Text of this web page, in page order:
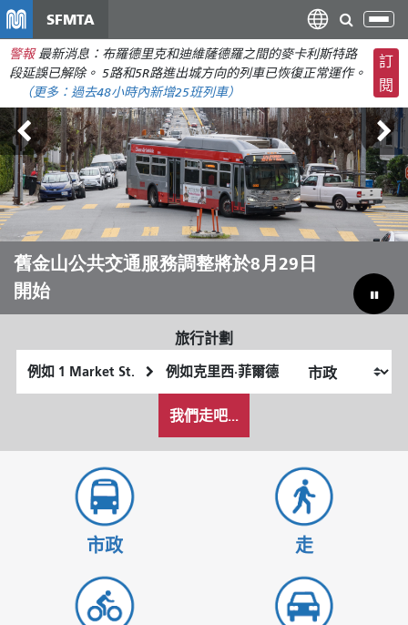
主
要
內
容
SFMTA
切
換
導
航
警報 最新消息：布羅德里克和迪維薩德羅之間的麥卡利斯特路
段延誤已解除。 5路和5R路進出城方向的列車已恢復正常運作。
（更多： 過去48小時內新增25班列車）
訂
閱
Outside Lands音樂節 8月7日至9日
舊金山公共交通服務調整將於8月29日
開始
讓 Muni 帶您暢遊夏日
彌合預算缺口，拯救市政交通
旅行計劃
起
始
終
點
我
希
望
我們走吧...
市政 走